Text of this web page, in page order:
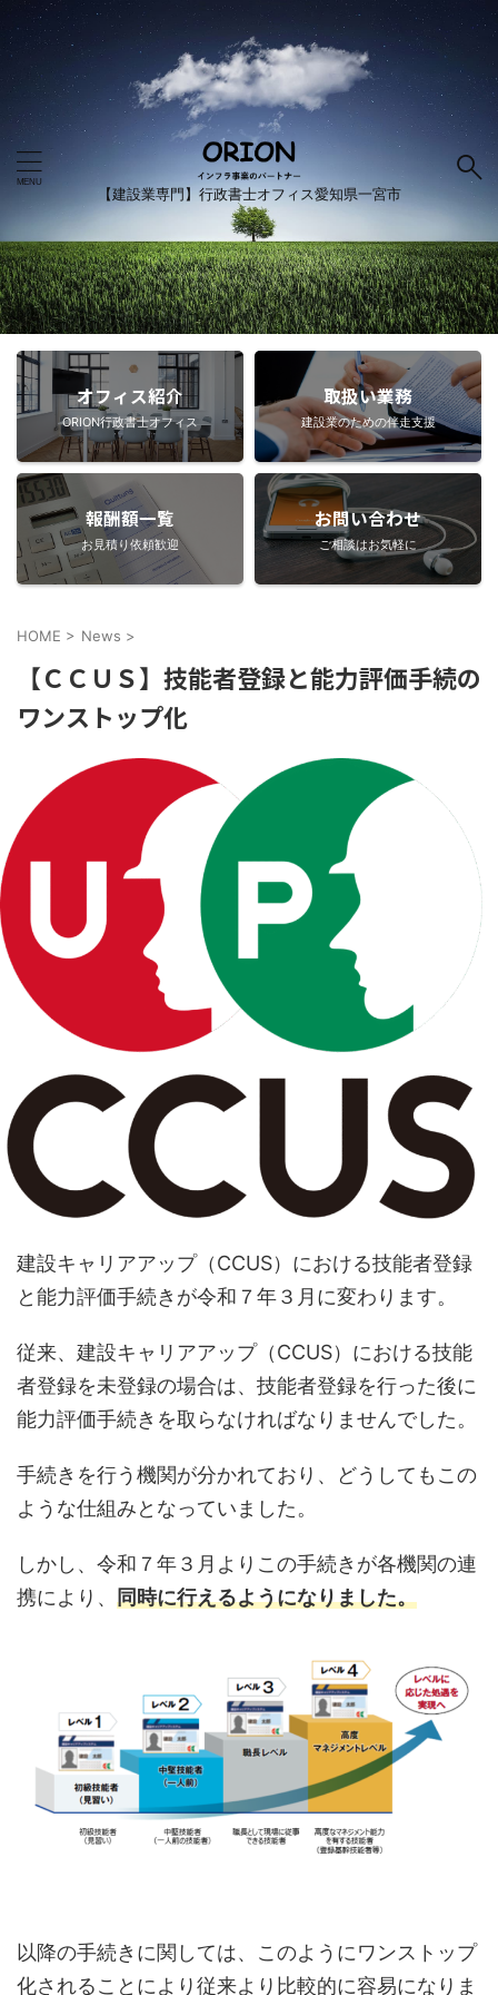
【建設業専門】行政書士オフィス愛知県一宮市
オフィス紹介
ORION行政書士オフィス
取扱い業務
建設業のための伴走支援
報酬額一覧
お見積り依頼歓迎
お問い合わせ
ご相談はお気軽に
HOME > News >
【ＣＣＵＳ】技能者登録と能力評価手続の
ワンストップ化
建設キャリアアップ（CCUS）における技能者登録
と能力評価手続きが令和７年３月に変わります。
従来、建設キャリアアップ（CCUS）における技能
者登録を未登録の場合は、技能者登録を行った後に
能力評価手続きを取らなければなりませんでした。
手続きを行う機関が分かれており、どうしてもこの
ような仕組みとなっていました。
しかし、令和７年３月よりこの手続きが各機関の連
携により、 同時に行えるようになりました。
以降の手続きに関しては、このようにワンストップ
化されることにより従来より比較的に容易になりま